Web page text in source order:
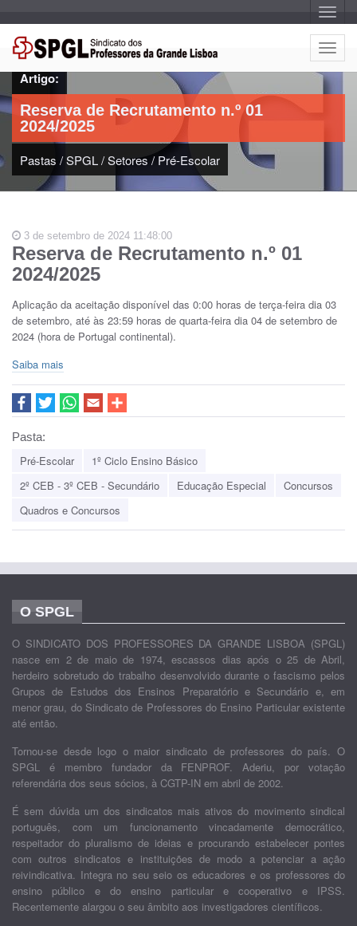
A
l
t
e
r
a
g
o
A
l
t
e
a
a
o
Artigo:
Reserva de Recrutamento n.º 01
2024/2025
Pastas /SPGL/Setores/Pré-Escolar
3 de setembro de 2024 11:48:00
Reserva de Recrutamento n.º 01
2024/2025
Aplicação da aceitação disponível das 0:00 horas de terça-feira dia 03
de setembro, até às 23:59 horas de quarta-feira dia 04 de setembro de
2024 (hora de Portugal continental).
Saiba mais
Pasta:
Pré-Escolar
1º Ciclo Ensino Básico
2º CEB - 3º CEB - Secundário
Educação Especial
Concursos
Quadros e Concursos
O SPGL
O SINDICATO DOS PROFESSORES DA GRANDE LISBOA (SPGL)
nasce em 2 de maio de 1974, escassos dias após o 25 de Abril,
herdeiro sobretudo do trabalho desenvolvido durante o fascismo pelos
Grupos de Estudos dos Ensinos Preparatório e Secundário e, em
menor grau, do Sindicato de Professores do Ensino Particular existente
até então.
Tornou-se desde logo o maior sindicato de professores do país. O
SPGL é membro fundador da FENPROF. Aderiu, por votação
referendária dos seus sócios, à CGTP-IN em abril de 2002.
É sem dúvida um dos sindicatos mais ativos do movimento sindical
português, com um funcionamento vincadamente democrático,
respeitador do pluralismo de ideias e procurando estabelecer pontes
com outros sindicatos e instituições de modo a potenciar a ação
reivindicativa. Integra no seu seio os educadores e os professores do
ensino público e do ensino particular e cooperativo e IPSS.
Recentemente alargou o seu âmbito aos investigadores científicos.